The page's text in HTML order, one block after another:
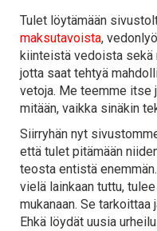
Tulet löytämään
maksutavoista,
kiinteistä vedoista sekä
jotta saat tehtyä
vetoja. Me teemme itse
mitään, vaikka sinäkin
Siirryhän nyt
että tulet pitämään
teosta entistä
vielä lainkaan tuttu,
mukanaan. Se
Ehkä löydät uusia